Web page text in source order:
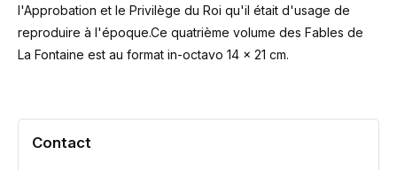
l'Approbation et le Privilège du Roi qu'il était d'usage de
reproduire à l'époque.Ce quatrième volume des Fables de
La Fontaine est au format in-octavo 14 x 21 cm.
Contact